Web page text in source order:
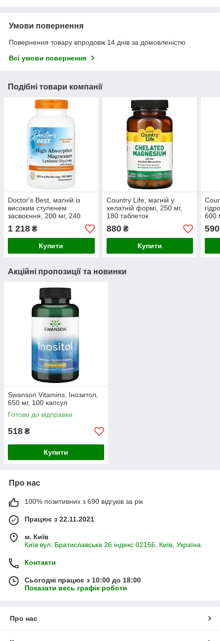
Умови повернення
Повернення товару впродовж 14 днів за домовленістю
Всі умови повернення
Подібні товари компанії
Doctor's Best, магній із
високим ступенем
засвоєння, 200 мг, 240
таблеток
1 218 ₴
Купити
Country Life, магній у
хелатній формі, 250 мг,
180 таблеток
880₴
Купити
600
590
Акційні пропозиції та новинки
Swanson Vitamins, Інозитол,
650 мг, 100 капсул
Готово до відправки
518 ₴
Купити
Про нас
100% позитивних з 690 відгуків за рік
Працює з 22.11.2021
м. Київ
Київ вул. Братиславська 26 індекс 02156, Київ, Україна
Контакти
Сьогодні працює з 10:00 до 18:00
Показати весь графік роботи
Про нас